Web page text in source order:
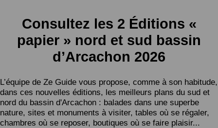
Consultez les 2 Éditions «
papier » nord et sud bassin
d’Arcachon 2026
L’équipe de Ze Guide vous propose, comme à son habitude,
dans ces nouvelles éditions, les meilleurs plans du sud et
nord du bassin d'Arcachon : balades dans une superbe
nature, sites et monuments à visiter, tables où se régaler,
chambres où se reposer, boutiques où se faire plaisir...